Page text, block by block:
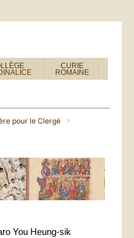
CURIE
ROMAINE
pour le Clergé
You Heung-sik